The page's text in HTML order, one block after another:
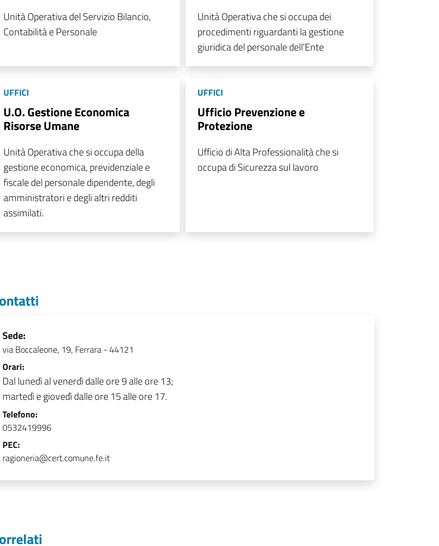
Unità Operativa del Servizio Bilancio,
Contabilità e Personale
Unità Operativa che si occupa dei
procedimenti riguardanti la gestione
giuridica del personale dell'Ente
UFFICI
U.O. Gestione Economica
Risorse Umane
Unità Operativa che si occupa della
gestione economica, previdenziale e
fiscale del personale dipendente, degli
amministratori e degli altri redditi
assimilati.
UFFICI
Ufficio Prevenzione e
Protezione
Ufficio di Alta Professionalità che si
occupa di Sicurezza sul lavoro
Sede:
via Boccaleone, 19, Ferrara - 44121
Orari:
Dal lunedì al venerdì dalle ore 9 alle ore 13;
martedì e giovedì dalle ore 15 alle ore 17.
Telefono:
0532419996
PEC:
ragioneria@cert.comune.fe.it